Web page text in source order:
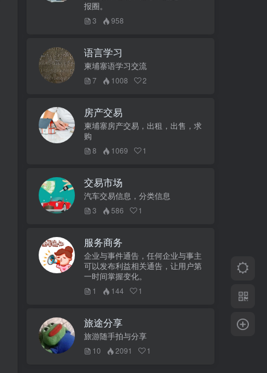
报圈。
3 958
语言学习
柬埔寨语学习交流
7 1008 2
房产交易
柬埔寨房产交易，出租，出售，求
购
8 1069 1
交易市场
汽车交易信息，分类信息
3 586 1
服务商务
企业与事件通告，任何企业与事主
可以发布利益相关通告，让用户第
一时间掌握变化。
1 144 1
旅途分享
旅游随手拍与分享
10 2091 1